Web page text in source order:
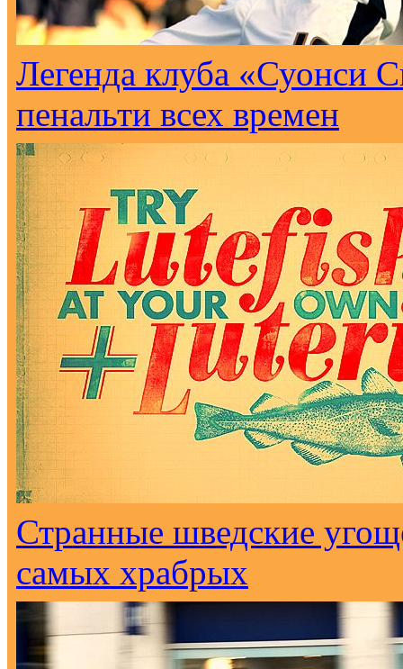
Легенда клуба «Суонси
пенальти всех времен
Странные шведские
самых храбрых